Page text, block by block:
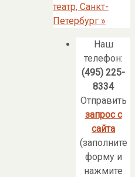
театр, Санкт-
Петербург »
Наш
телефон:
(495) 225-
8334
Отправить
запрос с
сайта
(заполните
форму и
нажмите